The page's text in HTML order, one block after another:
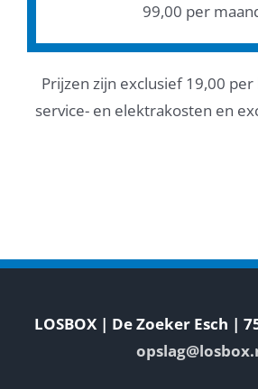
99,00 per
Prijzen zijn exclusief 19,00
service- en elektrakosten en
LOSBOX | De Zoeker Esch |